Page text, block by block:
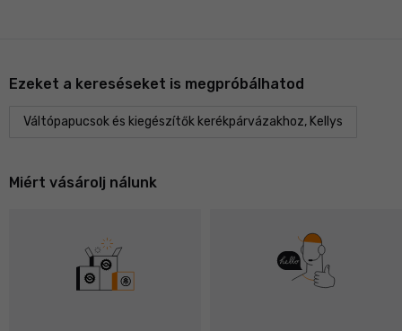
Ezeket a kereséseket is megpróbálhatod
Váltópapucsok és kiegészítők kerékpárvázakhoz, Kellys
Miért vásárolj nálunk